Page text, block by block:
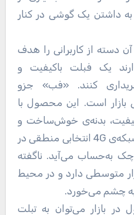
داشتن یک گوشی در کنار
دسته از کاربرانی را هدف
یک فبلت باکیفیت و
کنند. «فب» جزو
بازار است. این محصول با
بدنه‌ی خوش‌ساخت و
پشتیبانی از دو سیم‌کارت و شبکه‌ی 4G انتخابی منطقی در
به‌حساب می‌آید. ناگفته
متوسطی دارد و در محیط
چشم می‌خورد.
در بازار می‌توان به تبلت